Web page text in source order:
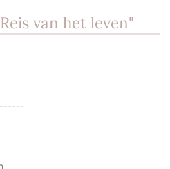
van het leven"